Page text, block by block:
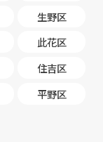
生野区
此花区
住吉区
平野区